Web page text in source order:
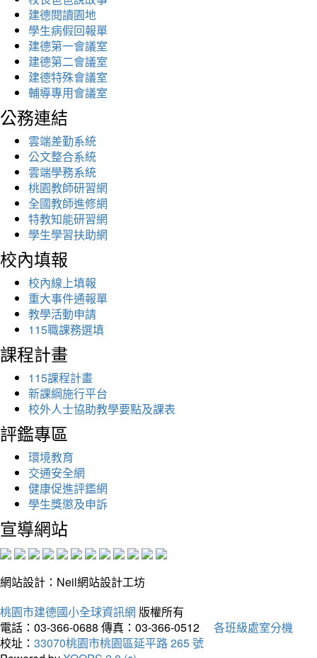
建德閱讀園地
學生病假回報單
建德第一會議室
建德第二會議室
建德特殊會議室
輔導專用會議室
公務連結
雲端差勤系統
公文整合系統
雲端學務系統
桃園教師研習網
全國教師進修網
特教知能研習網
學生學習扶助網
校內填報
校內線上填報
重大事件通報單
教學活動申請
115職課務選填
課程計畫
115課程計畫
新課綱施行平台
校外人士協助教學要點及課表
評鑑專區
環境教育
交通安全網
健康促進評鑑網
學生獎懲及申訴
宣導網站
網站設計：Neil網站設計工坊
桃園市建德國小全球資訊網 版權所有
電話：03-366-0688 傳真：03-366-0512
各班級處室分機
校址： 33070桃園市桃園區延平路 265 號